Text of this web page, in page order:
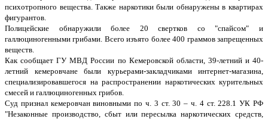
психотропного вещества. Также наркотики были обнаружены в квартирах
фигурантов.
Полицейские обнаружили более 20 свертков со "спайсом" и
галлюциногенными грибами. Всего изъято более 400 граммов запрещенных
веществ.
Как сообщает ГУ МВД России по Кемеровской области, 39-летний и 40-
летний кемеровчане были курьерами-закладчиками интернет-магазина,
специализировавшегося на распространении наркотических курительных
смесей и галлюциногенных грибов.
Суд признал кемеровчан виновными по ч. 3 ст. 30 – ч. 4 ст. 228.1 УК РФ
"Незаконные производство, сбыт или пересылка наркотических средств,